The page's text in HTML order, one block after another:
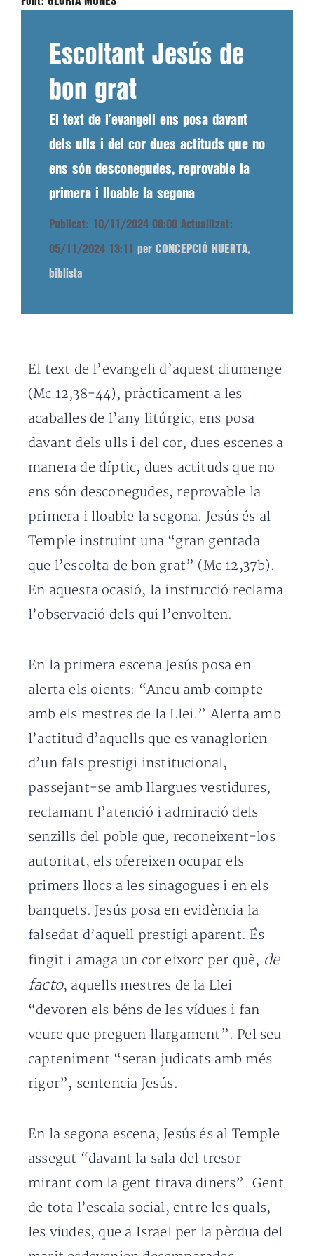
Escoltant Jesús de
bon grat
El text de l’evangeli ens posa davant
dels ulls i del cor dues actituds que no
ens són desconegudes, reprovable la
primera i lloable la segona
Publicat: 10/11/2024 08:00 Actualitzat:
05/11/2024 13:11 per CONCEPCIÓ HUERTA,
biblista
El text de l’evangeli d’aquest diumenge
(Mc 12,38-44), pràcticament a les
acaballes de l’any litúrgic, ens posa
davant dels ulls i del cor, dues escenes a
manera de díptic, dues actituds que no
ens són desconegudes, reprovable la
primera i lloable la segona. Jesús és al
Temple instruint una “gran gentada
que l’escolta de bon grat” (Mc 12,37b).
En aquesta ocasió, la instrucció reclama
l’observació dels qui l’envolten.
En la primera escena Jesús posa en
alerta els oients: “Aneu amb compte
amb els mestres de la Llei.” Alerta amb
l’actitud d’aquells que es vanaglorien
d’un fals prestigi institucional,
passejant-se amb llargues vestidures,
reclamant l’atenció i admiració dels
senzills del poble que, reconeixent-los
autoritat, els ofereixen ocupar els
primers llocs a les sinagogues i en els
banquets. Jesús posa en evidència la
falsedat d’aquell prestigi aparent. És
fingit i amaga un cor eixorc per què, de
facto, aquells mestres de la Llei
“devoren els béns de les vídues i fan
veure que preguen llargament”. Pel seu
capteniment “seran judicats amb més
rigor”, sentencia Jesús.
En la segona escena, Jesús és al Temple
assegut “davant la sala del tresor
mirant com la gent tirava diners”. Gent
de tota l’escala social, entre les quals,
les viudes, que a Israel per la pèrdua del